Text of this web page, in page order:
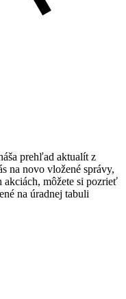
prehľad aktualít z
na novo vložené správy,
akciách, môžete si pozrieť
na úradnej tabuli